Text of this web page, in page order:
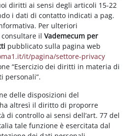
diritti ai sensi degli articoli 15-22
i dati di contatto indicati a pag.
Per ulteriori
consultare ilVademecum per
pubblicato sulla pagina web
it/pagina/settore-privacy
“Esercizio dei diritti in materia di
personali”.
delle disposizioni del
altresì il diritto di proporre
di controllo ai sensi dell’art. 77 del
tale funzione è esercitata dal